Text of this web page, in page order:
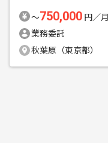
〜750,000 円／月
業務委託
秋葉原（東京都）